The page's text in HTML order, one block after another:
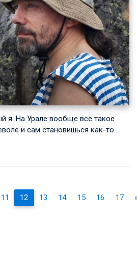
я. На Урале вообще все такое
и сам становишься как-то…
11 12 13 14 15 16 17